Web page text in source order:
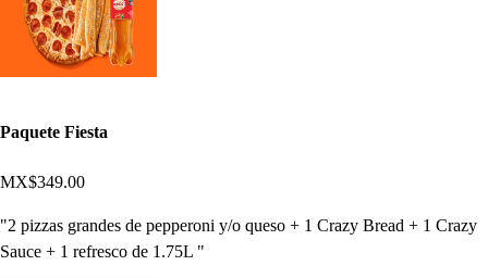
Paquete Fiesta
MX$349.00
"2 pizzas grandes de pepperoni y/o queso + 1 Crazy Bread + 1 Crazy
Sauce + 1 refresco de 1.75L "